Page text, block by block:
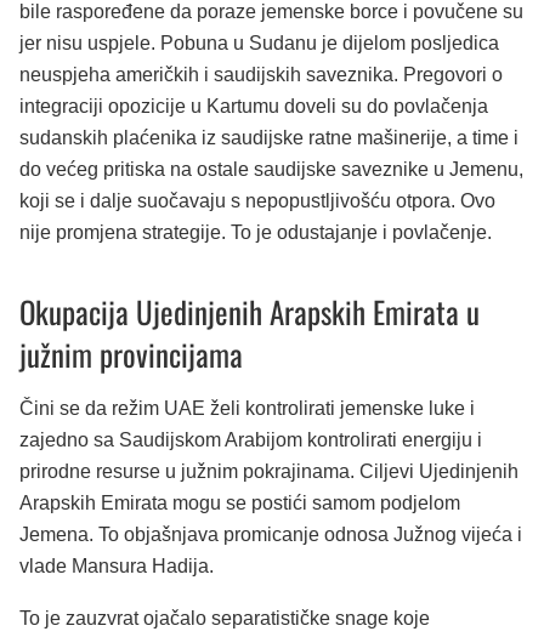
bile raspoređene da poraze jemenske borce i povučene su
jer nisu uspjele. Pobuna u Sudanu je dijelom posljedica
neuspjeha američkih i saudijskih saveznika. Pregovori o
integraciji opozicije u Kartumu doveli su do povlačenja
sudanskih plaćenika iz saudijske ratne mašinerije, a time i
do većeg pritiska na ostale saudijske saveznike u Jemenu,
koji se i dalje suočavaju s nepopustljivošću otpora. Ovo
nije promjena strategije. To je odustajanje i povlačenje.
Okupacija Ujedinjenih Arapskih Emirata u
južnim provincijama
Čini se da režim UAE želi kontrolirati jemenske luke i
zajedno sa Saudijskom Arabijom kontrolirati energiju i
prirodne resurse u južnim pokrajinama. Ciljevi Ujedinjenih
Arapskih Emirata mogu se postići samom podjelom
Jemena. To objašnjava promicanje odnosa Južnog vijeća i
vlade Mansura Hadija.
To je zauzvrat ojačalo separatističke snage koje